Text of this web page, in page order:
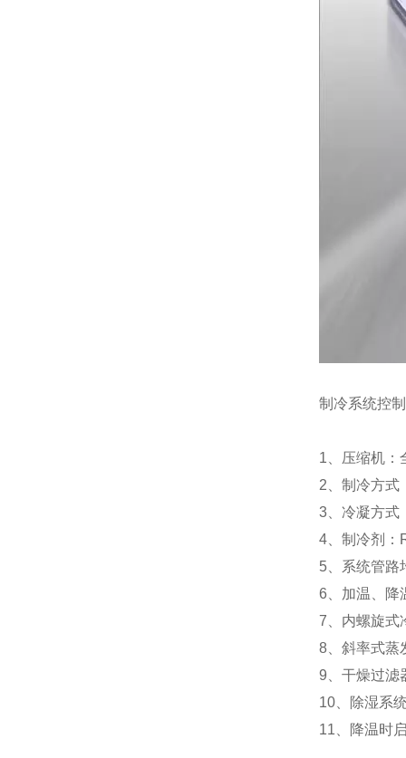
制冷系统控制
1、压缩机：
2、制冷方式
3、冷凝方式
4、制冷剂：
5、系统管路
6、加温、降
7、内螺旋式
8、斜率式蒸
9、干燥过滤
10、除湿系
11、降温时